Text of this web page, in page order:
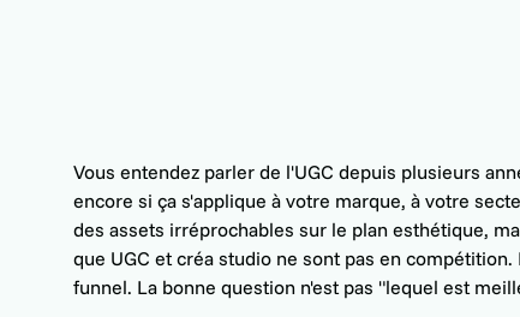
Vous entendez parler de l'UGC depuis plusieurs
encore si ça s'applique à votre marque, à votre
des assets irréprochables sur le plan esthétique,
que UGC et créa studio ne sont pas en
funnel. La bonne question n'est pas "lequel est